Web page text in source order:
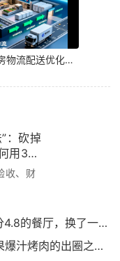
中央厨房物流配送优化指南
：砍掉
用3个
收、财
了一套“供应链管理系统”
烤肉的出圈之路……